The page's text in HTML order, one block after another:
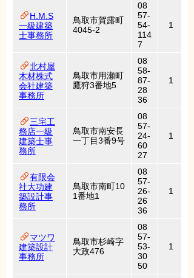
H.M.S
一級建築
士事務所
鳥取市賀露町
4045-2
08
57-
54-
114
7
1
北村屋
木材株式
会社建築
事務所
鳥取市用瀬町
鷹狩3番地5
08
58-
87-
28
36
1
三宅工
務店一級
建築士事
務所
鳥取市南安長
一丁目3番9号
08
57-
24-
60
27
1
有限会
社大功建
築設計事
務所
鳥取市南町10
1番地1
08
57-
26-
26
36
1
マツワ
建築設計
事務所
鳥取市杉崎字
大政476
08
57-
53-
30
50
1